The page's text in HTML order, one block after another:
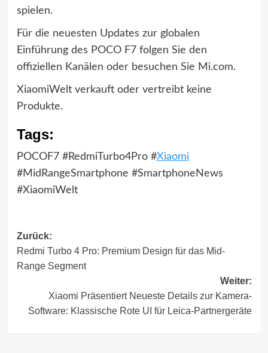
spielen.
Für die neuesten Updates zur globalen
Einführung des POCO F7 folgen Sie den
offiziellen Kanälen oder besuchen Sie Mi.com.
XiaomiWelt verkauft oder vertreibt keine
Produkte.
Tags:
POCOF7 #RedmiTurbo4Pro #Xiaomi
#MidRangeSmartphone #SmartphoneNews
#XiaomiWelt
Beitragsnavigation
Zurück:
Redmi Turbo 4 Pro: Premium Design für das Mid-
Range Segment
Weiter:
Xiaomi Präsentiert Neueste Details zur Kamera-
Software: Klassische Rote UI für Leica-Partnergeräte